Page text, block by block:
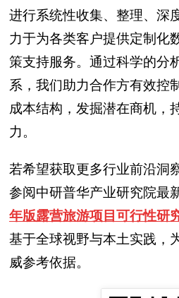
进行系统性收集、整理、深
力于为各类客户提供定制化
策支持服务。通过科学的分
系，我们助力合作方有效控
成本结构，发掘潜在商机，
力。
若希望获取更多行业前沿洞
参阅中研普华产业研究院最
年版露营旅游项目可行性研
基于全球视野与本土实践，
威参考依据。